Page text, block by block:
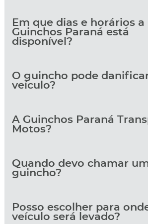
Em que dias e horários a
Guinchos Paraná está
disponível?
O guincho pode
veículo?
A Guinchos Paraná
Motos?
Quando devo chamar
guincho?
Posso escolher para
veículo será levado?